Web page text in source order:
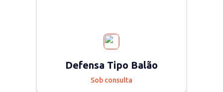
Defensa Tipo Balão
Sob consulta